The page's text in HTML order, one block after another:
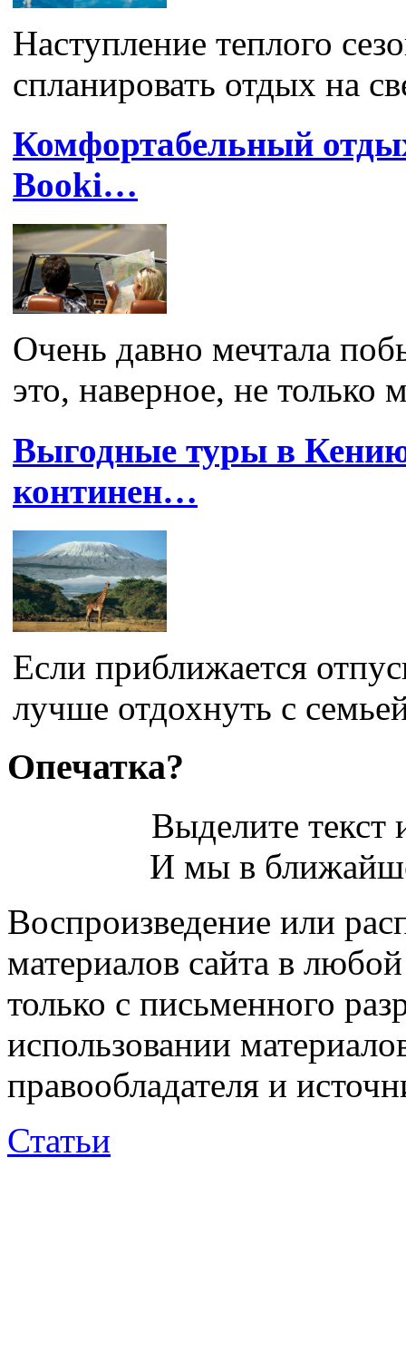
Наступление теплого
спланировать отдых на
Комфортабельный
Booki…
Очень давно мечтала
это, наверное, не только
Выгодные туры в
континен…
Если приближается
лучше отдохнуть с
Опечатка?
Выделите
И мы в
Воспроизведение или
материалов сайта в
только с письменного
использовании
правообладателя и
Статьи